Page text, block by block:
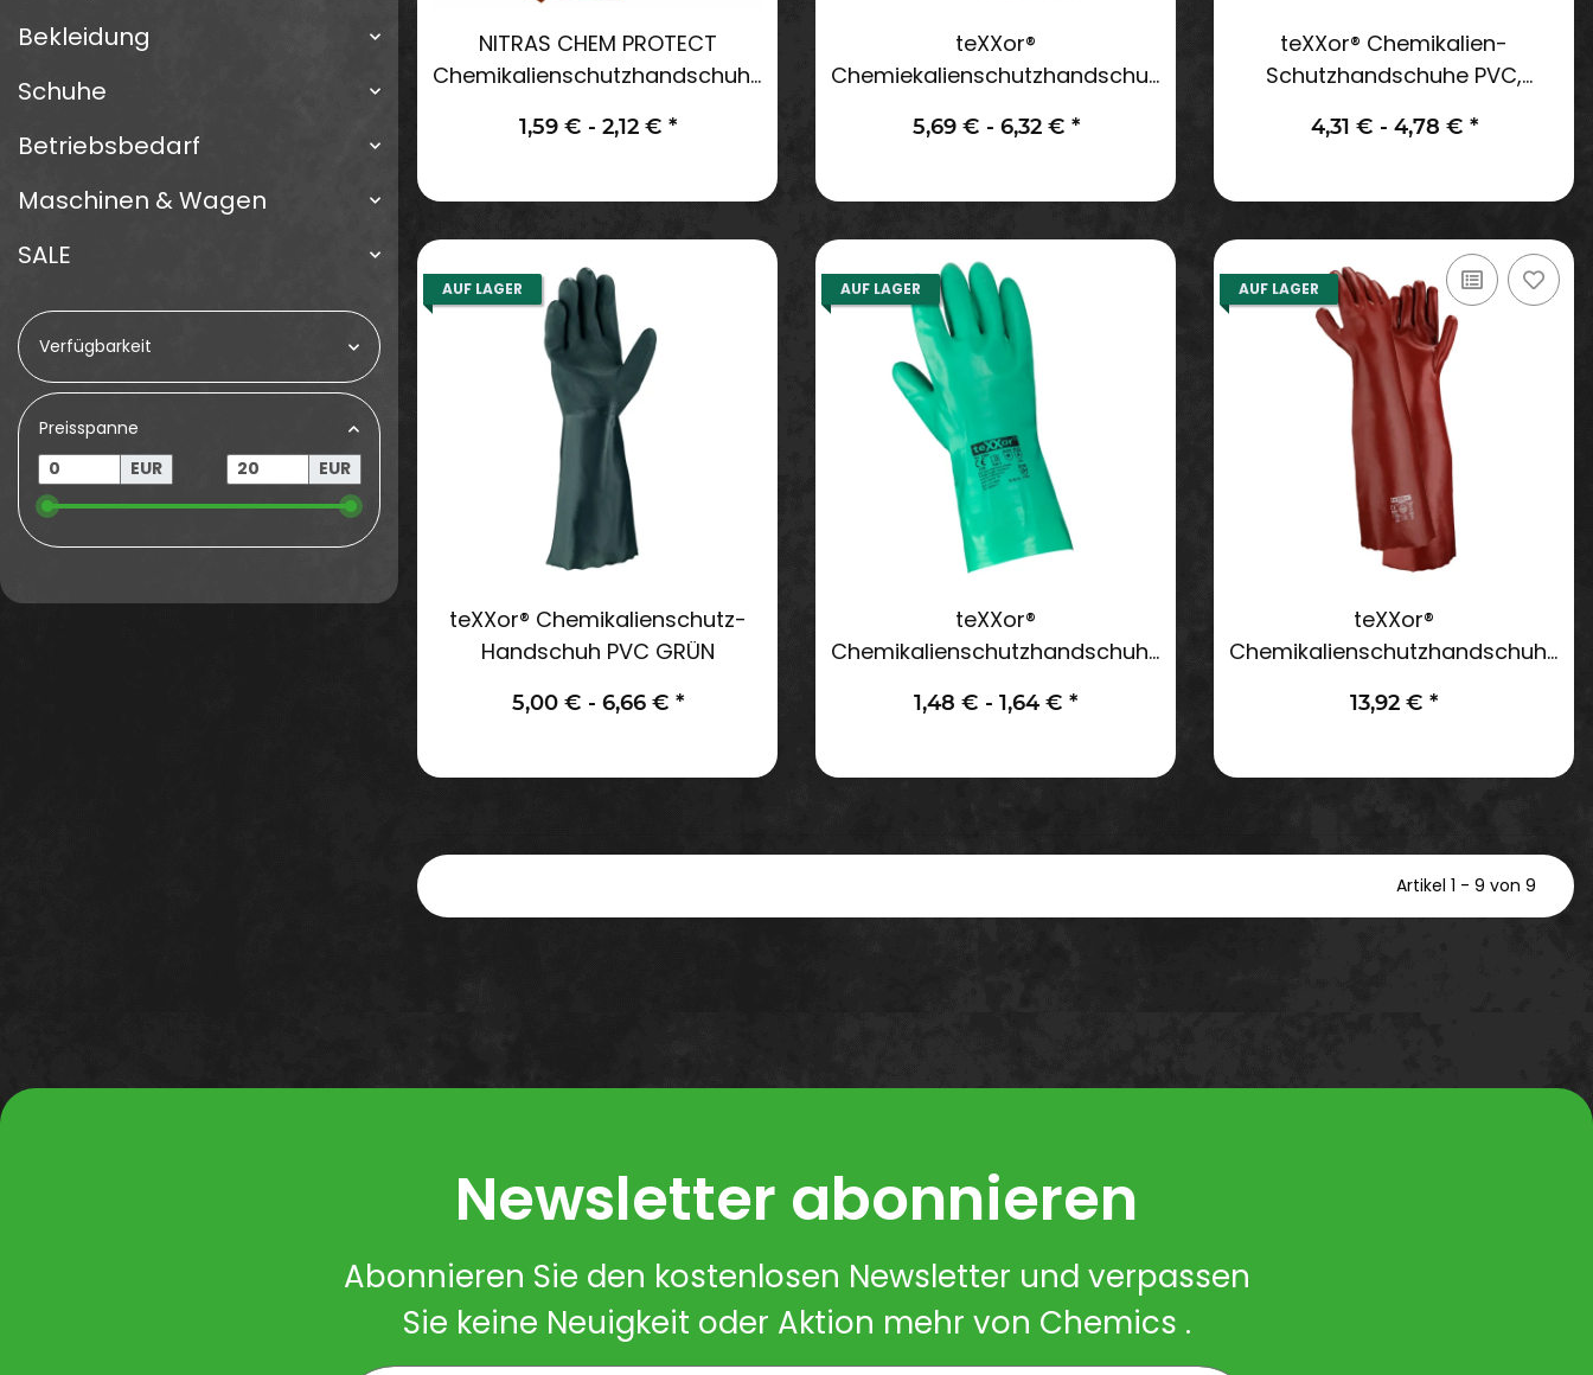
NITRAS CHEM PROTECT
Chemikalienschutzhandschuhe
1,59 € - 2,12 € *
teXXor®
Chemiekalienschutzhandschuhe
5,69 € - 6,32 € *
teXXor® Chemikalien-
Schutzhandschuhe PVC,
4,31 € - 4,78 € *
AUF LAGER
teXXor® Chemikalienschutz-
Handschuh PVC GRÜN
5,00 € - 6,66 € *
AUF LAGER
teXXor®
Chemikalienschutzhandschuhe
1,48 € - 1,64 € *
AUF LAGER
teXXor®
Chemikalienschutzhandschuhe
10
13,92 € *
Artikel 1 - 9 von 9
Bekleidung
Schuhe
Betriebsbedarf
Maschinen & Wagen
SALE
Verfügbarkeit
Preisspanne
EUR
EUR
Newsletter abonnieren
Abonnieren Sie den kostenlosen Newsletter und verpassen
Sie keine Neuigkeit oder Aktion mehr von Chemics .